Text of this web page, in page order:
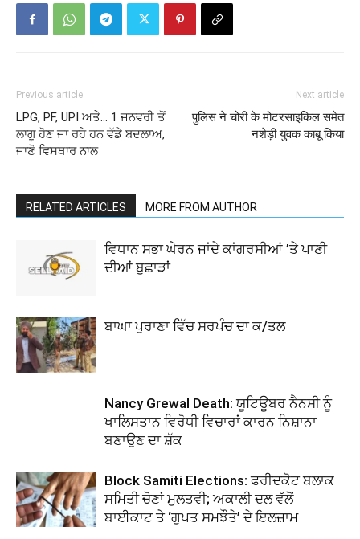
Previous article
LPG, PF, UPI ਅਤੇ… 1 ਜਨਵਰੀ ਤੋਂ
ਲਾਗੂ ਹੋਣ ਜਾ ਰਹੇ ਹਨ ਵੱਡੇ ਬਦਲਾਅ,
ਜਾਣੋ ਵਿਸਥਾਰ ਨਾਲ
Next article
पुलिस ने चोरी के मोटरसाइकिल समेत
नशेड़ी युवक काबू किया
RELATED ARTICLES MORE FROM AUTHOR
ਵਿਧਾਨ ਸਭਾ ਘੇਰਨ ਜਾਂਦੇ ਕਾਂਗਰਸੀਆਂ ’ਤੇ ਪਾਣੀ
ਦੀਆਂ ਬੁਛਾੜਾਂ
ਬਾਘਾ ਪੁਰਾਣਾ ਵਿੱਚ ਸਰਪੰਚ ਦਾ ਕ/ਤਲ
Nancy Grewal Death: ਯੂਟਿਊਬਰ ਨੈਨਸੀ ਨੂੰ
ਖਾਲਿਸਤਾਨ ਵਿਰੋਧੀ ਵਿਚਾਰਾਂ ਕਾਰਨ ਨਿਸ਼ਾਨਾ
ਬਣਾਉਣ ਦਾ ਸ਼ੱਕ
Block Samiti Elections: ਫਰੀਦਕੋਟ ਬਲਾਕ
ਸਮਿਤੀ ਚੋਣਾਂ ਮੁਲਤਵੀ; ਅਕਾਲੀ ਦਲ ਵੱਲੋਂ
ਬਾਈਕਾਟ ਤੇ ‘ਗੁਪਤ ਸਮਝੌਤੇ’ ਦੇ ਇਲਜ਼ਾਮ